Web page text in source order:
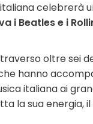
celebrerà
i Beatles e i
oltre sei
hanno
italiana ai
la sua energia,